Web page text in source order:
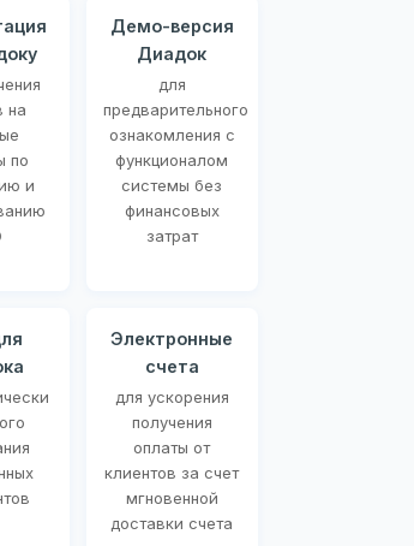
на
по
и
Демо-версия
Диадок
для
предварительного
ознакомления с
функционалом
системы без
финансовых
затрат
Электронные
счета
для ускорения
получения
оплаты от
клиентов за счет
мгновенной
доставки счета